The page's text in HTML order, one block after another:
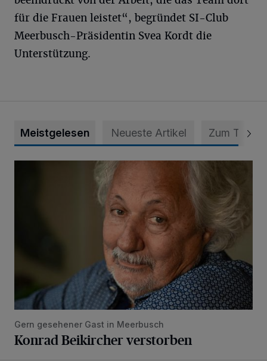
für die Frauen leistet“, begründet SI-Club
Meerbusch-Präsidentin Svea Kordt die
Unterstützung.
Meistgelesen Neueste Artikel Zum Thema
Konrad Beikircher verstorben
Gern gesehener Gast in Meerbusch
Konrad Beikircher verstorben